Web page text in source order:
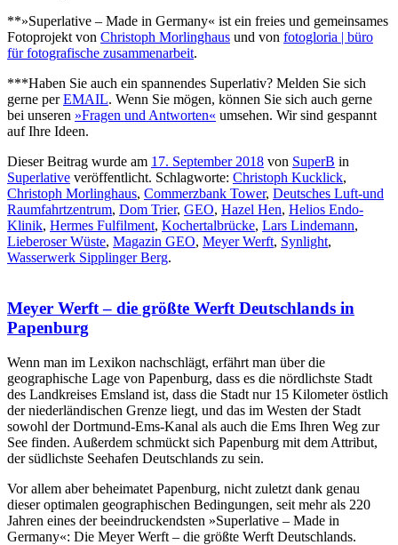
**»Superlative – Made in Germany« ist ein freies und gemeinsames
Fotoprojekt von Christoph Morlinghaus und von fotogloria | büro
für fotografische zusammenarbeit.
***Haben Sie auch ein spannendes Superlativ? Melden Sie sich
gerne perEMAIL. Wenn Sie mögen, können Sie sich auch gerne
bei unseren »Fragen und Antworten« umsehen. Wir sind gespannt
auf Ihre Ideen.
Dieser Beitrag wurde am 17. September 2018 von SuperB in
Superlative veröffentlicht. Schlagworte: Christoph Kucklick,
Christoph Morlinghaus, Commerzbank Tower, Deutsches Luft-und
Raumfahrtzentrum, Dom Trier, GEO, Hazel Hen, Helios Endo-
Klinik, Hermes Fulfilment, Kochertalbrücke, Lars Lindemann,
Lieberoser Wüste, Magazin GEO, Meyer Werft, Synlight,
Wasserwerk Sipplinger Berg.
Meyer Werft – die größte Werft Deutschlands in
Papenburg
Wenn man im Lexikon nachschlägt, erfährt man über die
geographische Lage von Papenburg, dass es die nördlichste Stadt
des Landkreises Emsland ist, dass die Stadt nur 15 Kilometer östlich
der niederländischen Grenze liegt, und das im Westen der Stadt
sowohl der Dortmund-Ems-Kanal als auch die Ems Ihren Weg zur
See finden. Außerdem schmückt sich Papenburg mit dem Attribut,
der südlichste Seehafen Deutschlands zu sein.
Vor allem aber beheimatet Papenburg, nicht zuletzt dank genau
dieser optimalen geographischen Bedingungen, seit mehr als 220
Jahren eines der beeindruckendsten »Superlative – Made in
Germany«: Die Meyer Werft – die größte Werft Deutschlands.